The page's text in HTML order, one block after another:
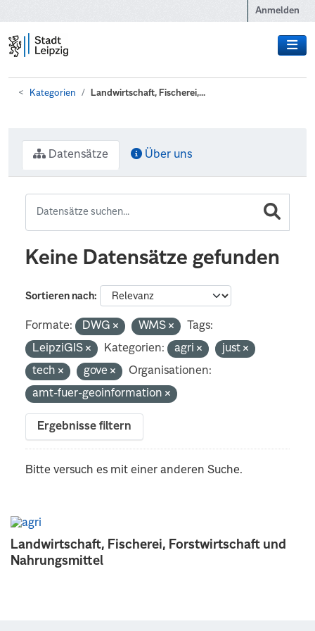
Anmelden
Kategorien Landwirtschaft, Fischerei,...
Landwirtschaft, Fischerei, Forstwirtschaft und
Nahrungsmittel
Datensätze Über uns
Keine Datensätze gefunden
Sortieren nach
Formate: DWG WMS
Tags:
LeipziGIS
Kategorien: agri
just
tech
gove
Organisationen:
amt-fuer-geoinformation
Ergebnisse filtern
Bitte versuch es mit einer anderen Suche.